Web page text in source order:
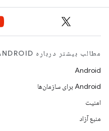
مطالب بیشتر درباره ANDROID
Android
Android برای سازمان‌ها
امنیت
منبع آزاد